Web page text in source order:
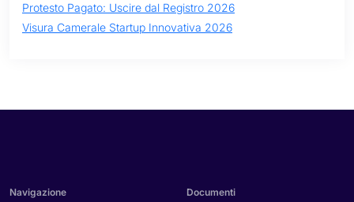
Protesto Pagato: Uscire dal Registro 2026
Visura Camerale Startup Innovativa 2026
Navigazione
Documenti